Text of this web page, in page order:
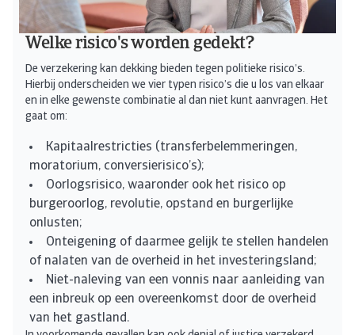
Welke risico's worden gedekt?
De verzekering kan dekking bieden tegen politieke risico’s.
Hierbij onderscheiden we vier typen risico’s die u los van elkaar
en in elke gewenste combinatie al dan niet kunt aanvragen. Het
gaat om:
Kapitaalrestricties (transferbelemmeringen,
moratorium, conversierisico’s);
Oorlogsrisico, waaronder ook het risico op
burgeroorlog, revolutie, opstand en burgerlijke
onlusten;
Onteigening of daarmee gelijk te stellen handelen
of nalaten van de overheid in het investeringsland;
Niet-naleving van een vonnis naar aanleiding van
een inbreuk op een overeenkomst door de overheid
van het gastland.